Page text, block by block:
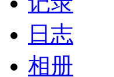
日志
相册